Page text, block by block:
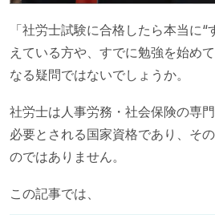
「社労士試験に合格したら本当に
えている方や、すでに勉強を始め
なる疑問ではないでしょうか。
社労士は人事労務・社会保険の専
必要とされる国家資格であり、そ
のではありません。
この記事では、